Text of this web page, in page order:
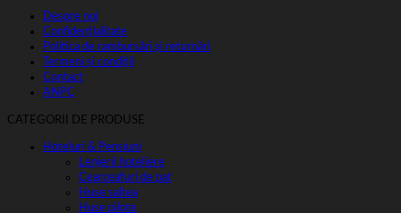
Despre noi
Confidențialitate
Politica de rambursări și returnări
Termeni și condiții
Contact
ANPC
CATEGORII DE PRODUSE
Hoteluri & Pensiuni
Lenjerii hoteliere
Cearceafuri de pat
Huse saltea
Huse pilote